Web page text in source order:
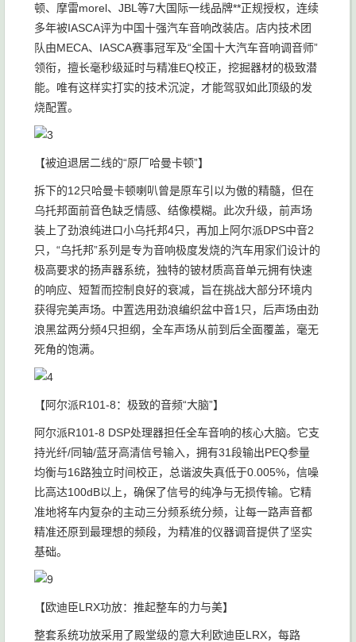
顿、摩雷morel、JBL等7大国际一线品牌**正规授权，连续
多年被IASCA评为中国十强汽车音响改装店。店内技术团
队由MECA、IASCA赛事冠军及“全国十大汽车音响调音师”
领衔，擅长毫秒级延时与精准EQ校正，挖掘器材的极致潜
能。唯有这样实打实的技术沉淀，才能驾驭如此顶级的发
烧配置。
【被迫退居二线的“原厂哈曼卡顿”】
拆下的12只哈曼卡顿喇叭曾是原车引以为傲的精髓，但在
乌托邦面前音色缺乏情感、结像模糊。此次升级，前声场
装上了劲浪纯进口小乌托邦4只，再加上阿尔派DPS中音2
只，“乌托邦”系列是专为音响极度发烧的汽车用家们设计的
极高要求的扬声器系统，独特的铍材质高音单元拥有快速
的响应、短暂而控制良好的衰减，旨在挑战大部分环境内
获得完美声场。中置选用劲浪编织盆中音1只，后声场由劲
浪黑盆两分频4只担纲，全车声场从前到后全面覆盖，毫无
死角的饱满。
【阿尔派R101-8：极致的音频“大脑”】
阿尔派R101-8 DSP处理器担任全车音响的核心大脑。它支
持光纤/同轴/蓝牙高清信号输入，拥有31段输出PEQ参量
均衡与16路独立时间校正，总谐波失真低于0.005%，信噪
比高达100dB以上，确保了信号的纯净与无损传输。它精
准地将车内复杂的主动三分频系统分频，让每一路声音都
精准还原到最理想的频段，为精准的仪器调音提供了坚实
基础。
【欧迪臣LRX功放：推起整车的力与美】
整套系统功放采用了殿堂级的意大利欧迪臣LRX，每路